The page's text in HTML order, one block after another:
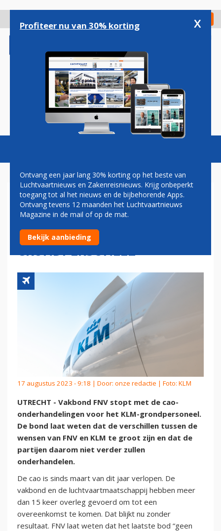
gaan
Check in
Magazine Podcasts Vacatures
FNV LUCHTVAART STOPT
MET CAO-
ONDERHANDELINGEN KLM
GRONDPERSONEEL
17 augustus 2023 - 9:18 | Door: onze redactie | Foto: KLM
UTRECHT - Vakbond FNV stopt met de cao-
onderhandelingen voor het KLM-grondpersoneel.
De bond laat weten dat de verschillen tussen de
wensen van FNV en KLM te groot zijn en dat de
partijen daarom niet verder zullen
onderhandelen.
De cao is sinds maart van dit jaar verlopen. De
vakbond en de luchtvaartmaatschappij hebben meer
dan 15 keer overleg gevoerd om tot een
overeenkomst te komen. Dat blijkt nu zonder
resultaat. FNV laat weten dat het laatste bod “geen
Profiteer nu van 30% korting x
Ontvang een jaar lang 30% korting op het beste van
Luchtvaartnieuws en Zakenreisnieuws. Krijg onbeperkt
toegang tot al het nieuws en de bijbehorende Apps.
Ontvang tevens 12 maanden het Luchtvaartnieuws
Magazine in de mail of op de mat.
Bekijk aanbieding